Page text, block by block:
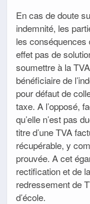
En cas de doute
indemnité, les
les conséquences
effet pas de
soumettre à la
bénéficiaire de
pour défaut de
taxe. A l’opposé,
qu’elle n’est pas
titre d’une TVA
récupérable, y
prouvée. A cet
rectification et de
redressement de
d’école.